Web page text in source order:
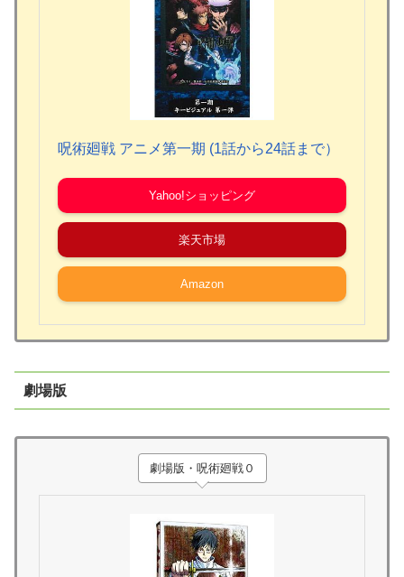
呪術廻戦 アニメ第一期 (1話から24話まで）
Yahoo!ショッピング
楽天市場
Amazon
劇場版
劇場版・呪術廻戦０